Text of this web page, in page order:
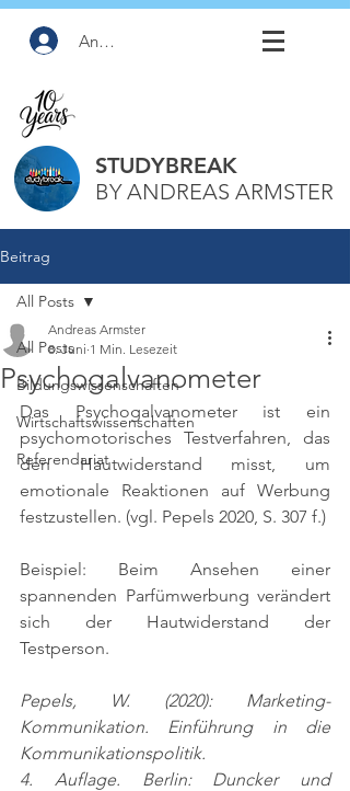
Anmelden
STUDYBREAK
BY ANDREAS ARMSTER
Beitrag
All Posts
Bildungswissenschaften
Wirtschaftswissenschaften
Referendariat
All Posts
Psychogalvanometer
Andreas Armster
8. Juni 1 Min. Lesezeit
Das Psychogalvanometer ist ein
psychomotorisches Testverfahren, das
den Hautwiderstand misst, um
emotionale Reaktionen auf Werbung
festzustellen. (vgl. Pepels 2020, S. 307 f.)
Beispiel: Beim Ansehen einer
spannenden Parfümwerbung verändert
sich der Hautwiderstand der
Testperson.
Pepels, W. (2020): Marketing-
Kommunikation. Einführung in die
Kommunikationspolitik.
4. Auflage. Berlin: Duncker und